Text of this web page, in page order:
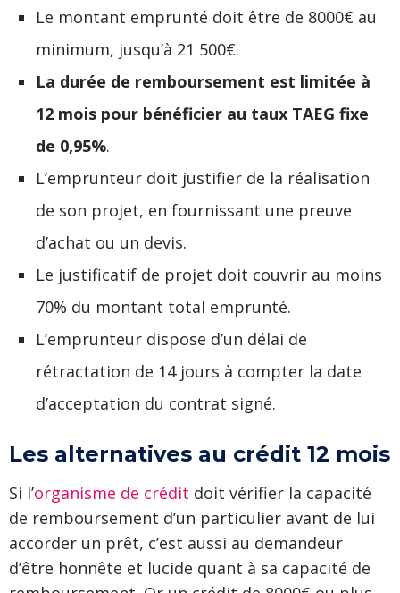
Le montant emprunté doit être de 8000€ au
minimum, jusqu’à 21 500€.
La durée de remboursement est limitée à
12 mois pour bénéficier au taux TAEG fixe
de 0,95%.
L’emprunteur doit justifier de la réalisation
de son projet, en fournissant une preuve
d’achat ou un devis.
Le justificatif de projet doit couvrir au moins
70% du montant total emprunté.
L’emprunteur dispose d’un délai de
rétractation de 14 jours à compter la date
d’acceptation du contrat signé.
Les alternatives au crédit 12 mois
Si l’organisme de crédit doit vérifier la capacité
de remboursement d’un particulier avant de lui
accorder un prêt, c’est aussi au demandeur
d’être honnête et lucide quant à sa capacité de